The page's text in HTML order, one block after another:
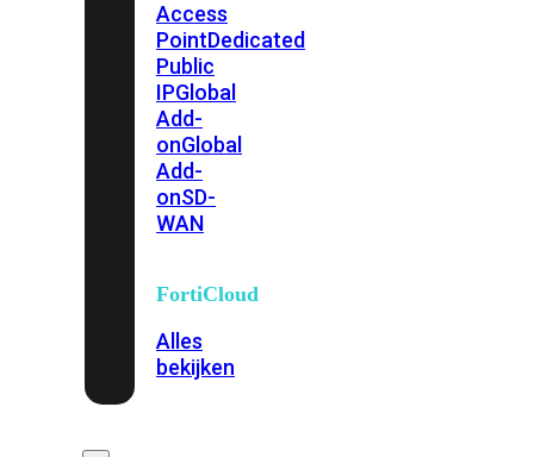
Access
PointDedicated
Public
IPGlobal
Add-
onGlobal
Add-
onSD-
WAN
FortiCloud
Alles
bekijken